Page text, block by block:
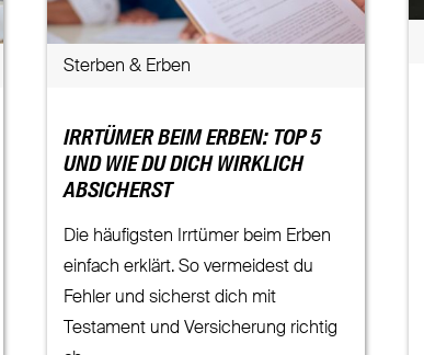
Sterben & Erben
IRRTÜMER BEIM ERBEN: TOP 5
UND WIE DU DICH WIRKLICH
ABSICHERST
Die häufigsten Irrtümer beim Erben
einfach erklärt. So vermeidest du
Fehler und sicherst dich mit
Testament und Versicherung richtig